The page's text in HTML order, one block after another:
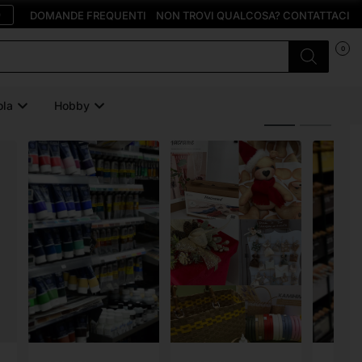
DOMANDE FREQUENTI NON TROVI QUALCOSA? CONTATTACI
0
Hobby